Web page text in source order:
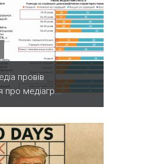
провів
про медіагр...